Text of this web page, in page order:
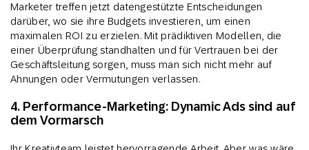
Marketer treffen jetzt datengestützte Entscheidungen
darüber, wo sie ihre Budgets investieren, um einen
maximalen ROI zu erzielen. Mit prädiktiven Modellen, die
einer Überprüfung standhalten und für Vertrauen bei der
Geschäftsleitung sorgen, muss man sich nicht mehr auf
Ahnungen oder Vermutungen verlassen.
4. Performance-Marketing: Dynamic Ads sind auf
dem Vormarsch